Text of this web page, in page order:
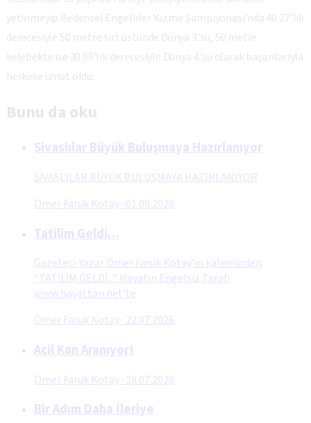
yetinmeyip Bedensel Engelliler Yüzme Şampiyonası’nda 40.27’lik
derecesiyle 50 metre sırt üstünde Dünya 3.'sü, 50 metre
kelebekte ise 30.00'lık derecesiyle Dünya 4.'sü olarak başarılarıyla
herkese umut oldu.
Bunu da oku
Sivaslılar Büyük Buluşmaya Hazırlanıyor
SİVASLILAR BÜYÜK BULUŞMAYA HAZIRLANIYOR
Ömer Faruk Kotay· 01.08.2026
Tatilim Geldi…
Gazeteci-Yazar Ömer Faruk Kotay’ın kaleminden
“TATİLİM GELDİ...” Hayatın Engelsiz Tarafı
www.hayattan.net’te
Ömer Faruk Kotay· 22.07.2026
Acil Kan Aranıyor!
Ömer Faruk Kotay· 20.07.2026
Bir Adım Daha İleriye